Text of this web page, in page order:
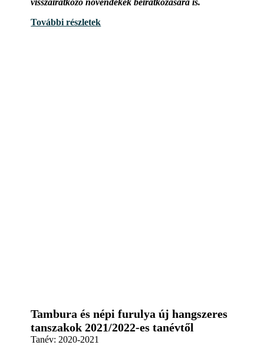
További részletek
Tambura és népi furulya új hangszeres
tanszakok 2021/2022-es tanévtől
Tanév: 2020-2021